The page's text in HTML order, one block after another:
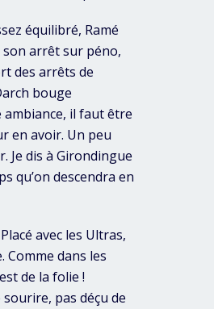
équilibré, Ramé
son arrêt sur péno,
des arrêts de
bouge
il faut être
en avoir. Un peu
Je dis à Girondingue
qu’on descendra en
avec les Ultras,
Comme dans les
de la folie !
pas déçu de